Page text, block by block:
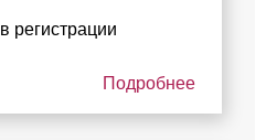
регистрации
Подробнее